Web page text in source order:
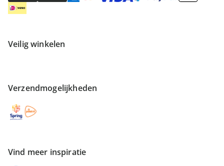
Veilig winkelen
Verzendmogelijkheden
Vind meer inspiratie